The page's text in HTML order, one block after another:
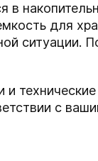
в
для
ситуации.
и
с